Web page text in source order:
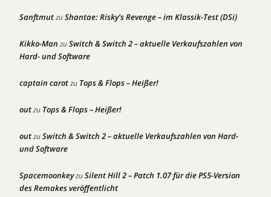
SanftmutzuShantae: Risky’s Revenge – im Klassik-Test (DSi)
Kikko-Man zuSwitch & Switch 2 – aktuelle Verkaufszahlen von
Hard- und Software
captain carotzu Tops & Flops – Heißer!
outzu Tops & Flops – Heißer!
outzuSwitch & Switch 2 – aktuelle Verkaufszahlen von Hard-
und Software
SpacemoonkeyzuSilent Hill 2 – Patch 1.07 für die PS5-Version
des Remakes veröffentlicht